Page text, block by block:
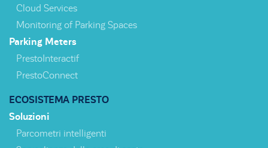
Cloud Services
Monitoring of Parking Spaces
Parking Meters
PrestoInteractif
PrestoConnect
ECOSISTEMA PRESTO
Soluzioni
Parcometri intelligenti